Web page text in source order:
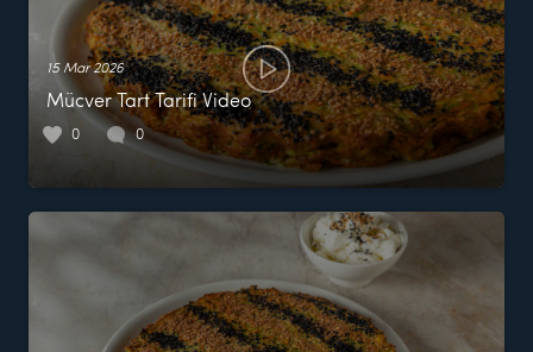
15 Mar 2026
Mücver Tart Tarifi Video
0 0